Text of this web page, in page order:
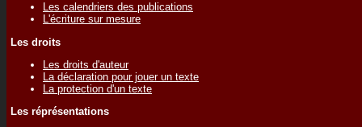
Les calendriers des publications
L'écriture sur mesure
Les droits
Les droits d'auteur
La déclaration pour jouer un texte
La protection d'un texte
Les réprésentations